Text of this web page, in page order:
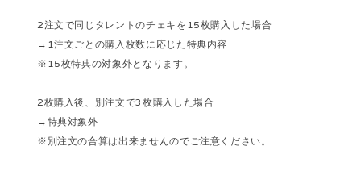
2注文で同じタレントのチェキを15枚購入した場合
→1注文ごとの購入枚数に応じた特典内容
※15枚特典の対象外となります。
2枚購入後、別注文で3枚購入した場合
→特典対象外
※別注文の合算は出来ませんのでご注意ください。